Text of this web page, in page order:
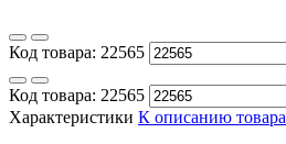
Код товара: 22565
Код товара: 22565
Характеристики К описанию товара